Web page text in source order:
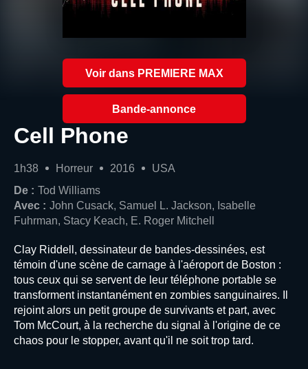
Voir dans PREMIERE MAX
Bande-annonce
Cell Phone
1h38 Horreur 2016
USA
De : Tod Williams
Avec : John Cusack, Samuel L. Jackson, Isabelle
Fuhrman, Stacy Keach, E. Roger Mitchell
Clay Riddell, dessinateur de bandes-dessinées, est
témoin d'une scène de carnage à l'aéroport de Boston :
tous ceux qui se servent de leur téléphone portable se
transforment instantanément en zombies sanguinaires. Il
rejoint alors un petit groupe de survivants et part, avec
Tom McCourt, à la recherche du signal à l'origine de ce
chaos pour le stopper, avant qu'il ne soit trop tard.